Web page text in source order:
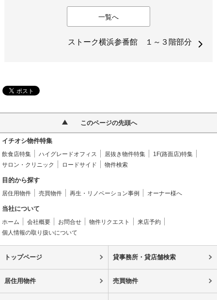
一覧へ
ストーク横浜参番館 １～３階部分
このページの先頭へ
イチオシ物件特集
飲食店特集 ハイグレードオフィス 居抜き物件特集
1F(路面店)特集
サロン・クリニック
ロードサイド 物件検索
目的から探す
居住用物件 売買物件 再生・リノベーション事例 オーナー様へ
当社について
ホーム 会社概要 お問合せ 物件リクエスト
来店予約
個人情報の取り扱いについて
トップページ 貸事務所・貸店舗検索
居住用物件 売買物件